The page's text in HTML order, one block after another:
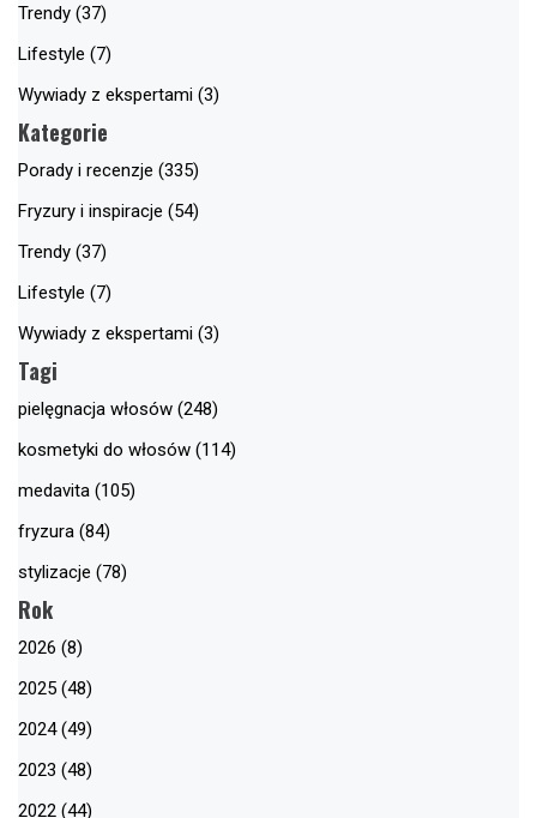
Trendy (37)
Lifestyle (7)
Wywiady z ekspertami (3)
Kategorie
Porady i recenzje (335)
Fryzury i inspiracje (54)
Trendy (37)
Lifestyle (7)
Wywiady z ekspertami (3)
Tagi
pielęgnacja włosów (248)
kosmetyki do włosów (114)
medavita (105)
fryzura (84)
stylizacje (78)
Rok
2026 (8)
2025 (48)
2024 (49)
2023 (48)
2022 (44)